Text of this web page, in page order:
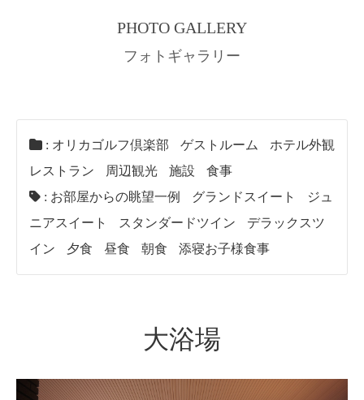
PHOTO GALLERY
フォトギャラリー
: オリカゴルフ倶楽部 ゲストルーム
ホテル外観
レストラン
周辺観光 施設
食事
: お部屋からの眺望一例 グランドスイート
ジュ
ニアスイート
スタンダードツイン
デラックスツ
イン
夕食 昼食 朝食 添寝お子様食事
大浴場